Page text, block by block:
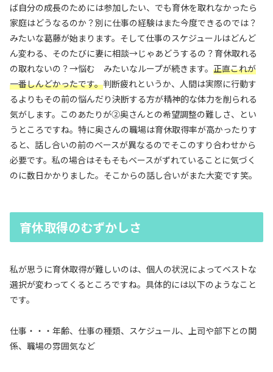
ば自分の成長のためには参加したい、でも育休を取れなかったら
家庭はどうなるのか？別に仕事の経験はまた今度できるのでは？
みたいな葛藤が始まります。そして仕事のスケジュールはどんど
ん変わる、そのたびに妻に相談→じゃあどうするの？育休取れる
の取れないの？→悩む みたいなループが続きます。 正直これが
一番しんどかったです。判断疲れというか、人間は実際に行動す
るよりもその前の悩んだり決断する方が精神的な体力を削られる
気がします。このあたりが②奥さんとの希望調整の難しさ、とい
うところですね。特に奥さんの職場は育休取得率が高かったりす
ると、話し合いの前のベースが異なるのでそこのすり合わせから
必要です。私の場合はそもそもベースがずれていることに気づく
のに数日かかりました。そこからの話し合いがまた大変です笑。
育休取得のむずかしさ
私が思うに育休取得が難しいのは、個人の状況によってベストな
選択が変わってくるところですね。具体的には以下のようなこと
です。
仕事・・・年齢、仕事の種類、スケジュール、上司や部下との関
係、職場の雰囲気など